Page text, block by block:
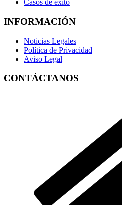
Casos de éxito
INFORMACIÓN
Noticias Legales
Política de Privacidad
Aviso Legal
CONTÁCTANOS